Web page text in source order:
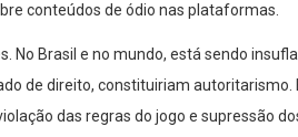
conteúdos de ódio nas plataformas.
No Brasil e no mundo, está sendo
de direito, constituiriam
das regras do jogo e supressão